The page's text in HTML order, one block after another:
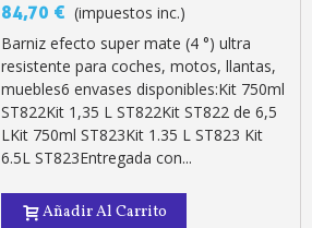
84,70 € (impuestos inc.)
Barniz efecto super mate (4 °) ultra
resistente para coches, motos, llantas,
muebles6 envases disponibles:Kit 750ml
ST822Kit 1,35 L ST822Kit ST822 de 6,5
LKit 750ml ST823Kit 1.35 L ST823 Kit
6.5L ST823Entregada con...
Añadir Al Carrito